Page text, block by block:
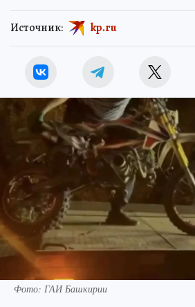
Источник: kp.ru
Фото: ГАИ Башкирии